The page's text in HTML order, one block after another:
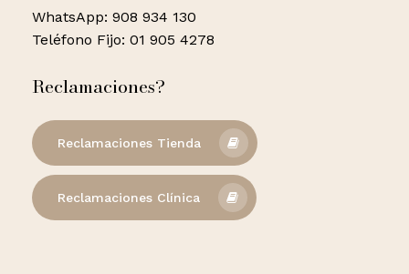
WhatsApp: 908 934 130
Teléfono Fijo: 01 905 4278
Reclamaciones?
Reclamaciones Tienda
Reclamaciones Clínica